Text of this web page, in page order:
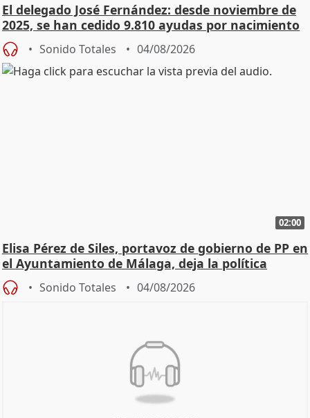
El delegado José Fernández: desde noviembre de
2025, se han cedido 9.810 ayudas por nacimiento
Sonido Totales 04/08/2026
02:00
Elisa Pérez de Siles, portavoz de gobierno de PP en
el Ayuntamiento de Málaga, deja la política
Sonido Totales 04/08/2026